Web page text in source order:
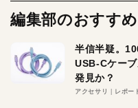
編集部のおすすめ
半信半疑。
USB-Cケー
発見か？
アクセサリ レポー